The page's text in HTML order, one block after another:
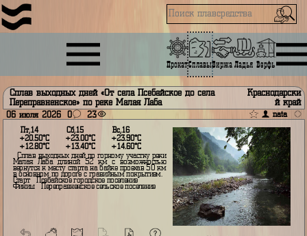
Сплав выходных дней «От села Псебайское до села
Переправненское» по реке Малая Лаба
06 июля 2026 0
Пт,14 Сб,15
Вс,16
+20.50°С
+12.80°С
+23.00°С
+13.40°С
+23.90°С
+14.60°С
Сплав выходных дней по горному участку реки
Малая Лаба длиной 52 км с возможностью
вернутся к месту старта на байке проехав 50 км
в основном по дороге с гравийным покрытием.
Прокат Сплавы Биржа Ладья